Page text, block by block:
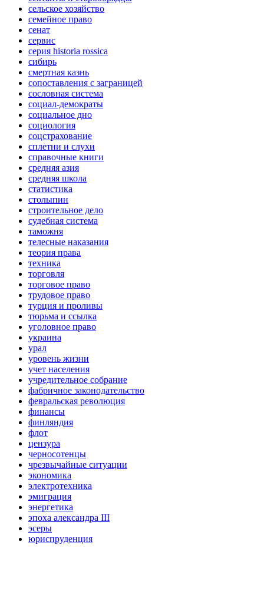
сельское хозяйство
семейное право
сенат
сервис
серия historia rossica
сибирь
смертная казнь
сопоставления с заграницей
сословная система
социал-демократы
социальное дно
социология
соцстрахование
сплетни и слухи
справочные книги
средняя азия
средняя школа
статистика
столыпин
строительное дело
судебная система
таможня
телесные наказания
теория права
техника
торговля
торговое право
трудовое право
турция и проливы
тюрьма и ссылка
уголовное право
украина
урал
уровень жизни
учет населения
учредительное собрание
фабричное законодательство
февральская революция
финансы
финляндия
флот
цензура
черносотенцы
чрезвычайные ситуации
экономика
электротехника
эмиграция
энергетика
эпоха александра III
эсеры
юриспруденция